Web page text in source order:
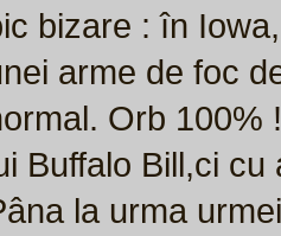
bizare : în
arme de foc
Orb 100%
Buffalo Bill,ci
la urma